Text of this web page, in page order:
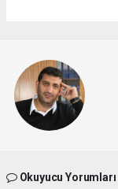
Okuyucu Yorumları